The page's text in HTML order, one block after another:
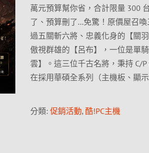
萬元預算幫你省，合計限量 300
了、預算刪了…免驚！原價屋召
過五關斬六將、忠義化身的【關
傲視群雄的【呂布】，一位是單
雲】。這三位千古名將，秉持 C/
在採用華碩全系列（主機板、顯示
分類: 促銷活動, 酷!PC主機